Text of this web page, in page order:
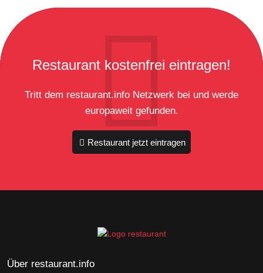
Restaurant kostenfrei eintragen!
Tritt dem restaurant.info Netzwerk bei und werde
europaweit gefunden.
Restaurant jetzt eintragen
Über restaurant.info